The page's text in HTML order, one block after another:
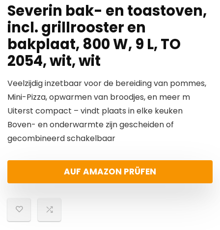
Severin bak- en toastoven,
incl. grillrooster en
bakplaat, 800 W, 9 L, TO
2054, wit, wit
Veelzijdig inzetbaar voor de bereiding van pommes,
Mini-Pizza, opwarmen van broodjes, en meer m
Uiterst compact – vindt plaats in elke keuken
Boven- en onderwarmte zijn gescheiden of
gecombineerd schakelbaar
AUF AMAZON PRÜFEN